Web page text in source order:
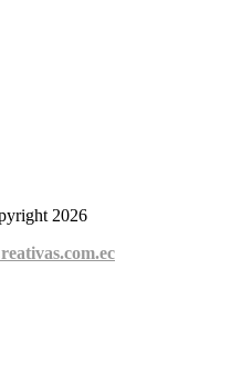
2026